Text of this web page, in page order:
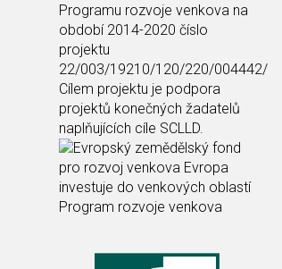
Programu rozvoje venkova na
období 2014-2020 číslo
projektu
22/003/19210/120/220/004442/
Cílem projektu je podpora
projektů konečných žadatelů
naplňujících cíle SCLLD.